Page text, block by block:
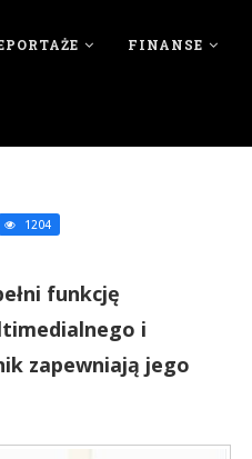
FINANSE
1204
funkcję
i
zapewniają jego